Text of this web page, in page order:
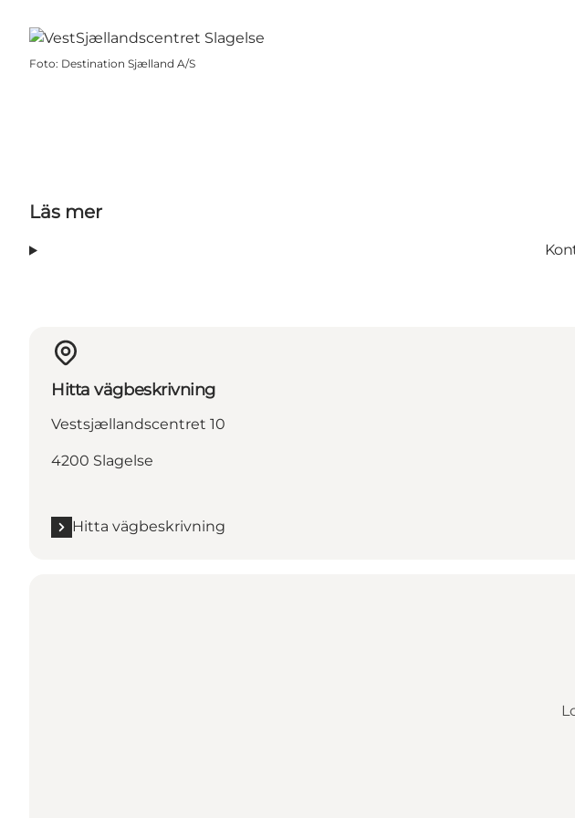
Foto: Destination Sjælland A/S
Läs mer
Hitta vägbeskrivning
Vestsjællandscentret 10
4200 Slagelse
Hitta vägbeskrivning